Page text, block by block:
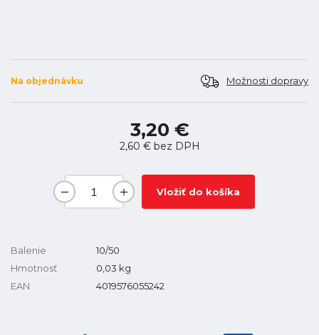
Na objednávku Možnosti dopravy
3,20 €
2,60 €bez DPH
Vložiť do košíka
Balenie
10/50
Hmotnosť
0,03 kg
EAN
4019576055242